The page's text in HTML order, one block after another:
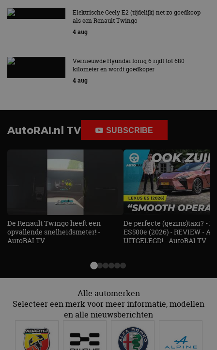
Elektrische Geely E2 (tijdelijk) net zo goedkoop
als een Renault Twingo
4 aug
Vernieuwde Hyundai Ioniq 6 rijdt tot 680
kilometer en wordt goedkoper
4 aug
AutoRAI.nl TV SUBSCRIBE
De Renault Twingo heeft een
opvallende snelheidsmeter! -
AutoRAI TV
De perfecte (gezins)taxi? -
ES500e (2026) - REVIEW -
UITGELEGD! - AutoRAI TV
Alle automerken
Selecteer een merk voor meer informatie, modellen
en alle nieuwsberichten